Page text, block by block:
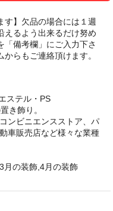
す】欠品の場合には１週
えるよう出来るだけ努め
「備考欄」にご入力下さ
らもご連絡頂けます。
ステル・PS
き飾り。
ンビニエンスストア、パ
車販売店など様々な業種
月の装飾,4月の装飾